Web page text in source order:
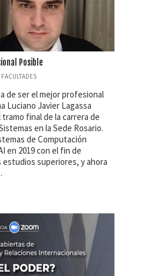
Posible
FACULTADES
de ser el mejor profesional
Luciano Javier Lagassa
final de la carrera de
en la Sede Rosario.
de Computación
en 2019 con el fin de
superiores, y ahora